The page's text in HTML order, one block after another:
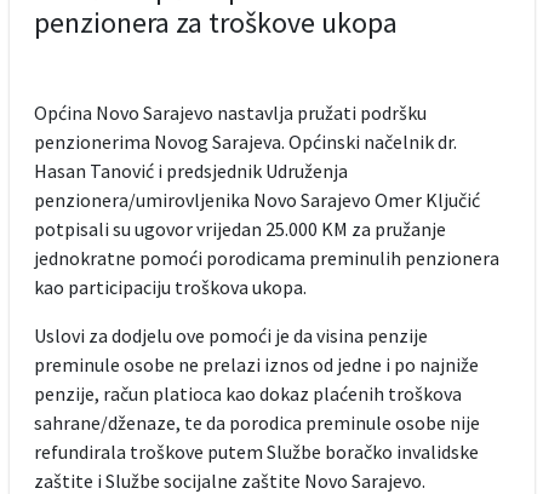
penzionera za troškove ukopa
Općina Novo Sarajevo nastavlja pružati podršku
penzionerima Novog Sarajeva. Općinski načelnik dr.
Hasan Tanović i predsjednik Udruženja
penzionera/umirovljenika Novo Sarajevo Omer Ključić
potpisali su ugovor vrijedan 25.000 KM za pružanje
jednokratne pomoći porodicama preminulih penzionera
kao participaciju troškova ukopa.
Uslovi za dodjelu ove pomoći je da visina penzije
preminule osobe ne prelazi iznos od jedne i po najniže
penzije, račun platioca kao dokaz plaćenih troškova
sahrane/dženaze, te da porodica preminule osobe nije
refundirala troškove putem Službe boračko invalidske
zaštite i Službe socijalne zaštite Novo Sarajevo.